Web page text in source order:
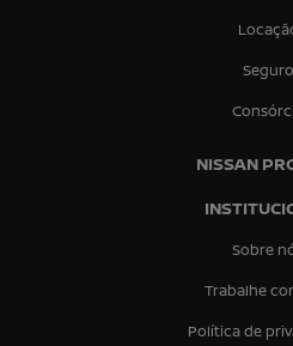
Seguro
NISSAN
Sobre
Trabalhe
Política de